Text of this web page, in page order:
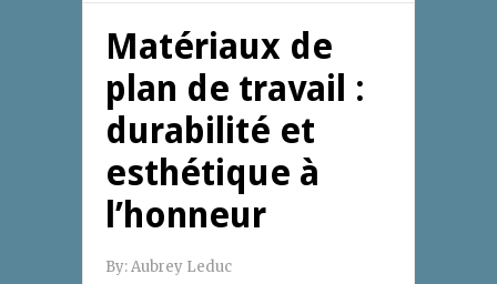
Matériaux de
plan de travail :
durabilité et
esthétique à
l’honneur
By:Aubrey Leduc